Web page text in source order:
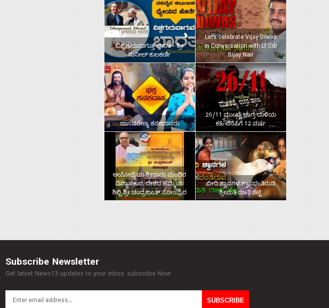
ವಿಶ್ವಗುರುವಾಗುತ್ತ ಭಾರತ – ಶ್ರೀ
ಸುನೀಲ್‌ ಕುಲಕರ್ಣಿ
Lets celebrate Vijay Diwas
in Conversation with Lt Cdr
Bijay Nair
ದಾಸವರೇಣ್ಯ ಕನಕದಾಸರು
26/11 ಮುಂಬೈ ಉಗ್ರ ದಾಳಿಯ
ಕಹಿ ನೆನಪಿಗೆ 12 ವರ್ಷ
ಅಯೋಧ್ಯೆಯ ಶ್ರೀರಾಮ ಮಂದಿರ
ವಿನ್ಯಾಸಕಾರ, ದೇಶದ ಹೆಮ್ಮೆಯ
ಶಿಲ್ಪಿ ಶ್ರೀ ಚಂದ್ರಕಾಂತ್‌ ಸೋಂಪುರ
ಬೀದಿ ಶ್ವಾನಗಳ ಶ್ವಾಸದಂತಿರುವ
ಶ್ರೀಮತಿ ರಜನಿ ಶೆಟ್ಟಿ
Subscribe Newsletter
Get latest News13 updates to your inbox. subscribe Now